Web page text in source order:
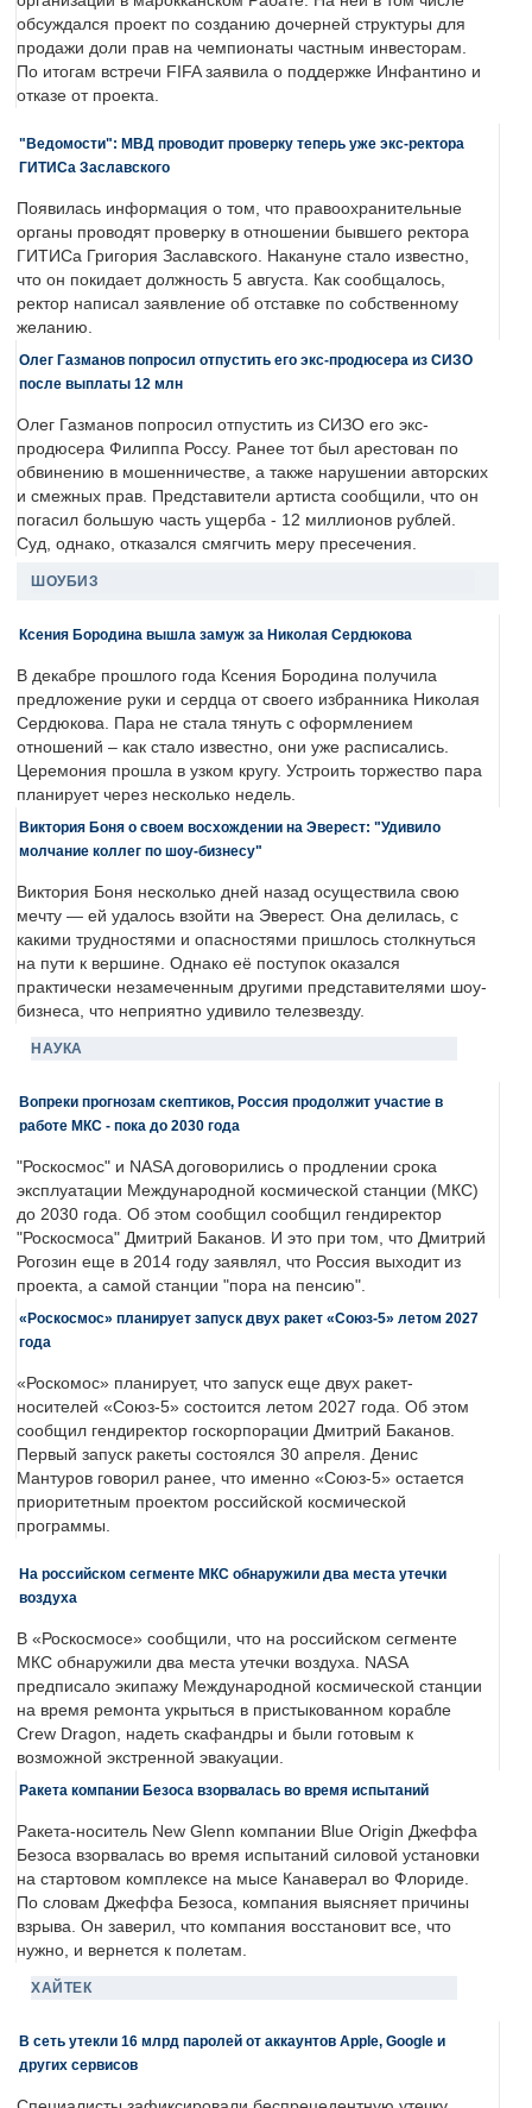
обсуждался проект по созданию дочерней структуры для
продажи доли прав на чемпионаты частным инвесторам.
По итогам встречи FIFA заявила о поддержке Инфантино и
отказе от проекта.
"Ведомости": МВД проводит проверку теперь уже экс-ректора
ГИТИСа Заславского
Появилась информация о том, что правоохранительные
органы проводят проверку в отношении бывшего ректора
ГИТИСа Григория Заславского. Накануне стало известно,
что он покидает должность 5 августа. Как сообщалось,
ректор написал заявление об отставке по собственному
желанию.
Олег Газманов попросил отпустить его экс-продюсера из СИЗО
после выплаты 12 млн
Олег Газманов попросил отпустить из СИЗО его экс-
продюсера Филиппа Россу. Ранее тот был арестован по
обвинению в мошенничестве, а также нарушении авторских
и смежных прав. Представители артиста сообщили, что он
погасил большую часть ущерба - 12 миллионов рублей.
Суд, однако, отказался смягчить меру пресечения.
ШОУБИЗ
Ксения Бородина вышла замуж за Николая Сердюкова
В декабре прошлого года Ксения Бородина получила
предложение руки и сердца от своего избранника Николая
Сердюкова. Пара не стала тянуть с оформлением
отношений – как стало известно, они уже расписались.
Церемония прошла в узком кругу. Устроить торжество пара
планирует через несколько недель.
Виктория Боня о своем восхождении на Эверест: "Удивило
молчание коллег по шоу-бизнесу"
Виктория Боня несколько дней назад осуществила свою
мечту — ей удалось взойти на Эверест. Она делилась, с
какими трудностями и опасностями пришлось столкнуться
на пути к вершине. Однако её поступок оказался
практически незамеченным другими представителями шоу-
бизнеса, что неприятно удивило телезвезду.
НАУКА
Вопреки прогнозам скептиков, Россия продолжит участие в
работе МКС - пока до 2030 года
"Роскосмос" и NASA договорились о продлении срока
эксплуатации Международной космической станции (МКС)
до 2030 года. Об этом сообщил сообщил гендиректор
"Роскосмоса" Дмитрий Баканов. И это при том, что Дмитрий
Рогозин еще в 2014 году заявлял, что Россия выходит из
проекта, а самой станции "пора на пенсию".
«Роскосмос» планирует запуск двух ракет «Союз-5» летом 2027
года
«Роскомос» планирует, что запуск еще двух ракет-
носителей «Союз-5» состоится летом 2027 года. Об этом
сообщил гендиректор госкорпорации Дмитрий Баканов.
Первый запуск ракеты состоялся 30 апреля. Денис
Мантуров говорил ранее, что именно «Союз-5» остается
приоритетным проектом российской космической
программы.
На российском сегменте МКС обнаружили два места утечки
воздуха
В «Роскосмосе» сообщили, что на российском сегменте
МКС обнаружили два места утечки воздуха. NASA
предписало экипажу Международной космической станции
на время ремонта укрыться в пристыкованном корабле
Crew Dragon, надеть скафандры и были готовым к
возможной экстренной эвакуации.
Ракета компании Безоса взорвалась во время испытаний
Ракета-носитель New Glenn компании Blue Origin Джеффа
Безоса взорвалась во время испытаний силовой установки
на стартовом комплексе на мысе Канаверал во Флориде.
По словам Джеффа Безоса, компания выясняет причины
взрыва. Он заверил, что компания восстановит все, что
нужно, и вернется к полетам.
ХАЙТЕК
В сеть утекли 16 млрд паролей от аккаунтов Apple, Google и
других сервисов